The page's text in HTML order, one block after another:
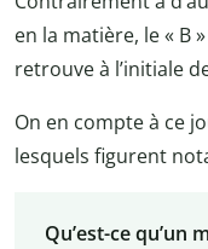
en la matière, le « B
retrouve à l’initiale
On en compte à ce
lesquels figurent
Qu’est-ce qu’un